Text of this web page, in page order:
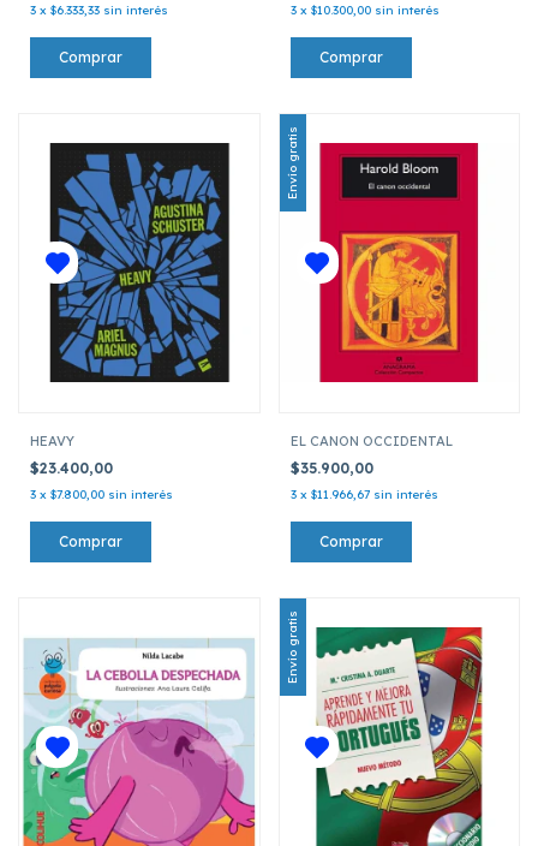
3 x $6.333,33 sin interés 3 x $10.300,00 sin interés
HEAVY
$23.400,00
3 x $7.800,00 sin interés
Envío gratis
EL CANON OCCIDENTAL
$35.900,00
3 x $11.966,67 sin interés
Envío gratis